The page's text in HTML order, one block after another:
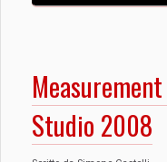
Studio 2008